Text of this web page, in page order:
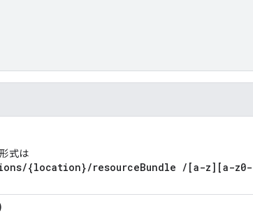
式は
{location}/resourceBundle /[a-z][a-z0-